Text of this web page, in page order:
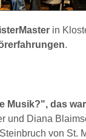
in
.
Musik?", das
und Diana
von St.